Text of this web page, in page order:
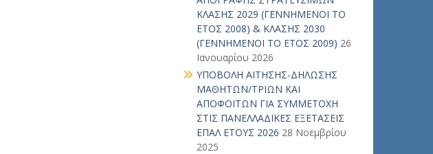
ΚΛΑΣΗΣ 2029 (ΓΕΝΝΗΜΕΝΟΙ ΤΟ
ΕΤΟΣ 2008) & ΚΛΑΣΗΣ 2030
(ΓΕΝΝΗΜΕΝΟΙ ΤΟ ΕΤΟΣ 2009) 26
Ιανουαρίου 2026
ΥΠΟΒΟΛΗ ΑΙΤΗΣΗΣ-ΔΗΛΩΣΗΣ
ΜΑΘΗΤΩΝ/ΤΡΙΩΝ ΚΑΙ
ΑΠΟΦΟΙΤΩΝ ΓΙΑ ΣΥΜΜΕΤΟΧΗ
ΣΤΙΣ ΠΑΝΕΛΛΑΔΙΚΕΣ ΕΞΕΤΑΣΕΙΣ
ΕΠΑΛ ΕΤΟΥΣ 2026 28 Νοεμβρίου
2025